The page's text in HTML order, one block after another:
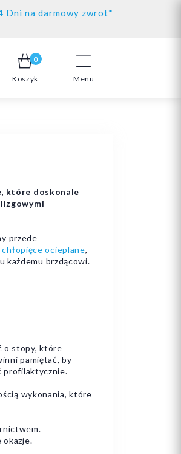
Dni na darmowy zwrot*
Menu
0
Koszyk
które doskonale
przede
ocieplane,
każdemu brzdącowi.
o stopy, które
pamiętać, by
profilaktycznie.
wykonania, które
okazje.